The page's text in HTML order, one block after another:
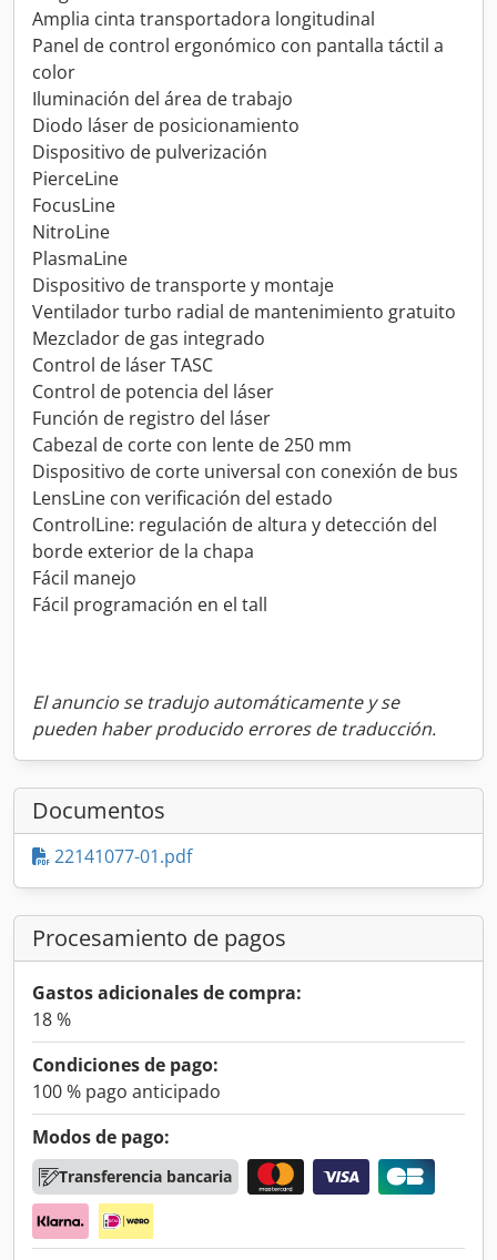
Amplia cinta transportadora longitudinal
Panel de control ergonómico con pantalla táctil a
color
Iluminación del área de trabajo
Diodo láser de posicionamiento
Dispositivo de pulverización
PierceLine
FocusLine
NitroLine
PlasmaLine
Dispositivo de transporte y montaje
Ventilador turbo radial de mantenimiento gratuito
Mezclador de gas integrado
Control de láser TASC
Control de potencia del láser
Función de registro del láser
Cabezal de corte con lente de 250 mm
Dispositivo de corte universal con conexión de bus
LensLine con verificación del estado
ControlLine: regulación de altura y detección del
borde exterior de la chapa
Fácil manejo
Fácil programación en el tall
El anuncio se tradujo automáticamente y se
pueden haber producido errores de traducción.
Documentos
22141077-01.pdf
Procesamiento de pagos
Gastos adicionales de compra:
18 %
Condiciones de pago:
100 % pago anticipado
Modos de pago:
Transferencia bancaria